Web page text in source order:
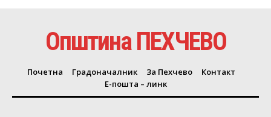
Општина ПЕХЧЕВО
Почетна Градоначалник За Пехчево
Контакт
Е-пошта – линк